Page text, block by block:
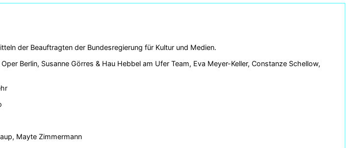
der Beauftragten der Bundesregierung für Kultur und Medien.
Berlin, Susanne Görres & Hau Hebbel am Ufer Team, Eva Meyer-Keller, Constanze Schellow,
Mayte Zimmermann